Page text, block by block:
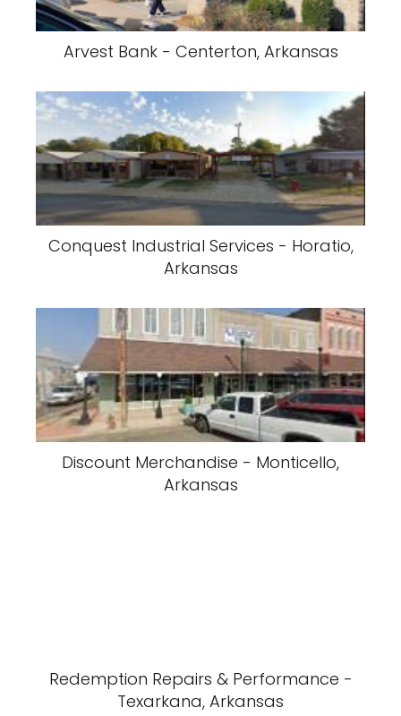
Arvest Bank - Centerton, Arkansas
Conquest Industrial Services - Horatio,
Arkansas
Discount Merchandise - Monticello,
Arkansas
Redemption Repairs & Performance -
Texarkana, Arkansas